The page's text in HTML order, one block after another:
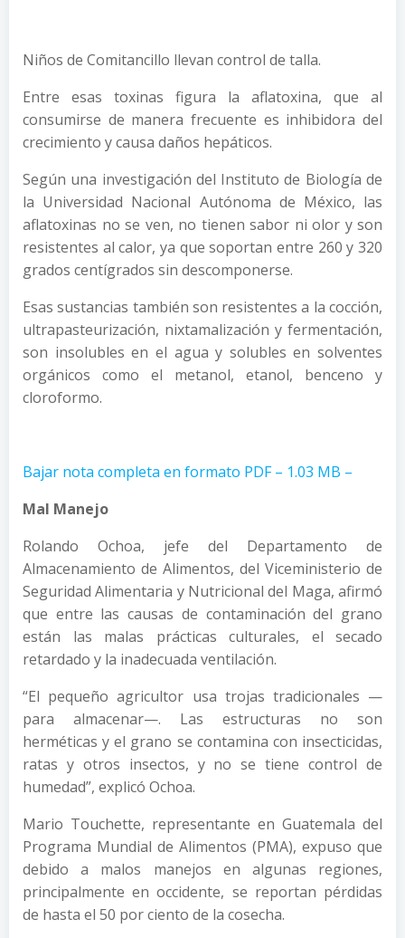
Niños de Comitancillo llevan control de talla.
Entre esas toxinas figura la aflatoxina, que al
consumirse de manera frecuente es inhibidora del
crecimiento y causa daños hepáticos.
Según una investigación del Instituto de Biología de
la Universidad Nacional Autónoma de México, las
aflatoxinas no se ven, no tienen sabor ni olor y son
resistentes al calor, ya que soportan entre 260 y 320
grados centígrados sin descomponerse.
Esas sustancias también son resistentes a la cocción,
ultrapasteurización, nixtamalización y fermentación,
son insolubles en el agua y solubles en solventes
orgánicos como el metanol, etanol, benceno y
cloroformo.
Bajar nota completa en formato PDF – 1.03 MB –
Mal Manejo
Rolando Ochoa, jefe del Departamento de
Almacenamiento de Alimentos, del Viceministerio de
Seguridad Alimentaria y Nutricional del Maga, afirmó
que entre las causas de contaminación del grano
están las malas prácticas culturales, el secado
retardado y la inadecuada ventilación.
“El pequeño agricultor usa trojas tradicionales —
para almacenar—. Las estructuras no son
herméticas y el grano se contamina con insecticidas,
ratas y otros insectos, y no se tiene control de
humedad”, explicó Ochoa.
Mario Touchette, representante en Guatemala del
Programa Mundial de Alimentos (PMA), expuso que
debido a malos manejos en algunas regiones,
principalmente en occidente, se reportan pérdidas
de hasta el 50 por ciento de la cosecha.